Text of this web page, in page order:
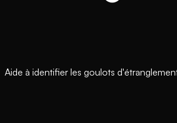
Aide à identifier les goulots